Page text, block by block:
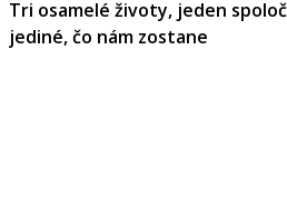
Tri osamelé životy, jeden
jediné, čo nám zostane